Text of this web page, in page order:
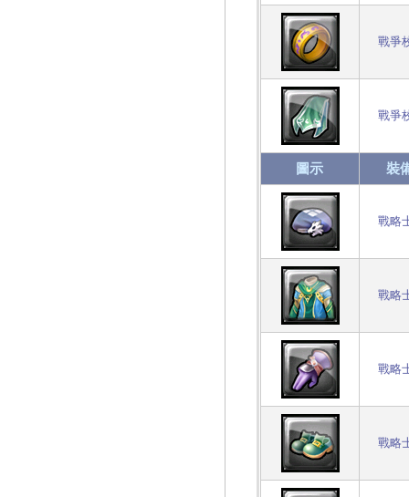
戰爭
戰爭
圖示 裝
戰略
戰略
戰略
戰略